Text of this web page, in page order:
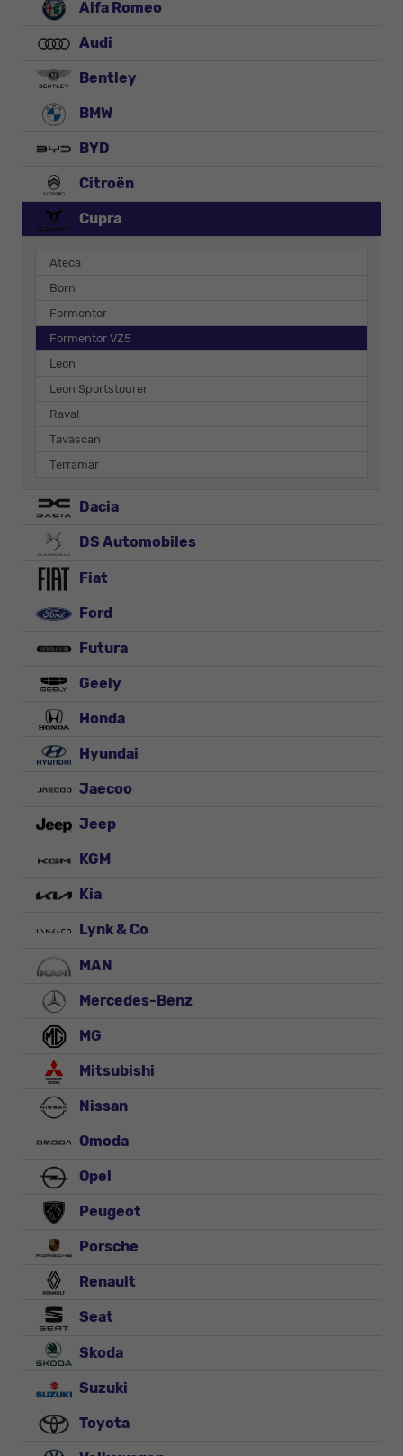
Alfa Romeo
Audi
Bentley
BMW
BYD
Citroën
Cupra
Ateca
Born
Formentor
Formentor VZ5
Leon
Leon Sportstourer
Raval
Tavascan
Terramar
Dacia
DS Automobiles
Fiat
Ford
Futura
Geely
Honda
Hyundai
Jaecoo
Jeep
KGM
Kia
Lynk & Co
MAN
Mercedes-Benz
MG
Mitsubishi
Nissan
Omoda
Opel
Peugeot
Porsche
Renault
Seat
Skoda
Suzuki
Toyota